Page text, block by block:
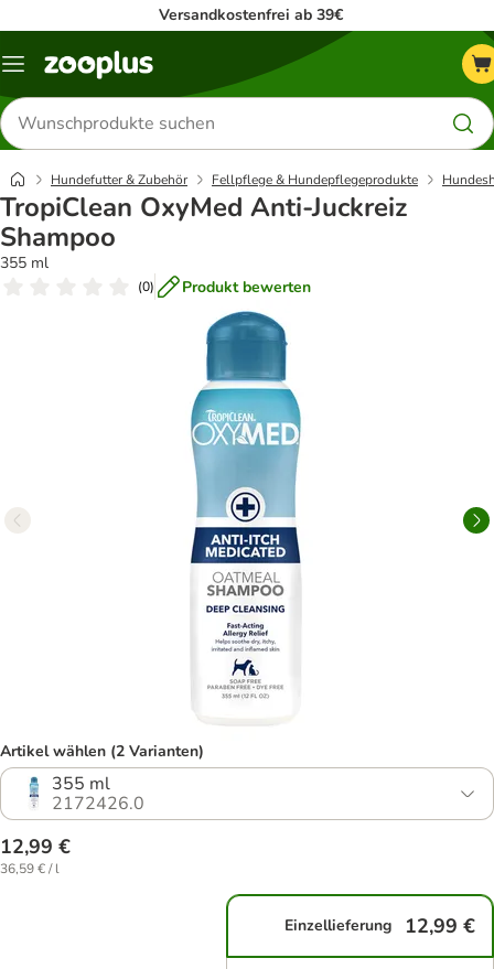
Versandkostenfrei ab 39€
Menü
Produkte
suchen
Hundefutter & Zubehör Fellpflege & Hundepflegeprodukte
TropiClean OxyMed Anti-Juckreiz
Shampoo
355 ml
(0) Produkt bewerten
Artikel wählen (2 Varianten)
355 ml
2172426.0
12,99 €
36,59 € / l
Einzellieferung 12,99 €